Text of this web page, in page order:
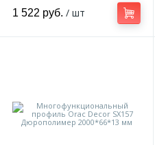
1 522 руб. / шт